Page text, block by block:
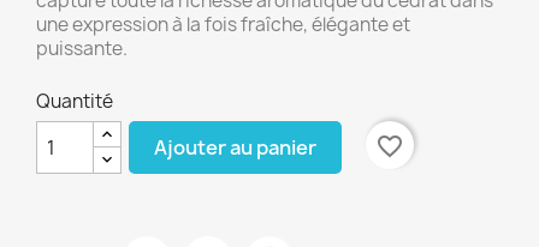
une expression à la fois fraîche, élégante et
puissante.
Quantité
Ajouter au panier favorite_border